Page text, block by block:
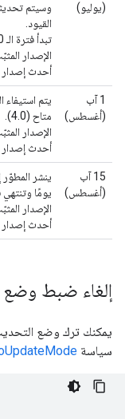
(يوليو)
وسيتم
القيود.
تبدأ فترة الـ 90 يومًا وتنتهي في 31 تموز (يوليو).
الإصدار
أحدث إصدار
1 آب
(أغسطس)
يتم استيفاء
متاح (4.0).
الإصدار
أحدث إصدار
15 آب
(أغسطس)
يومًا وتنتهي في 13 تشرين الثاني
الإصدار
أحدث إصدار
إلغاء ضبط وضع
يمكنك ترك وضع
سياسة